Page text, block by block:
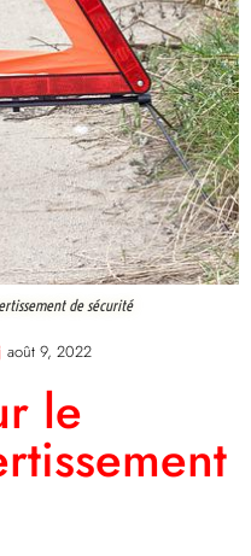
de sécurité
août 9, 2022
le